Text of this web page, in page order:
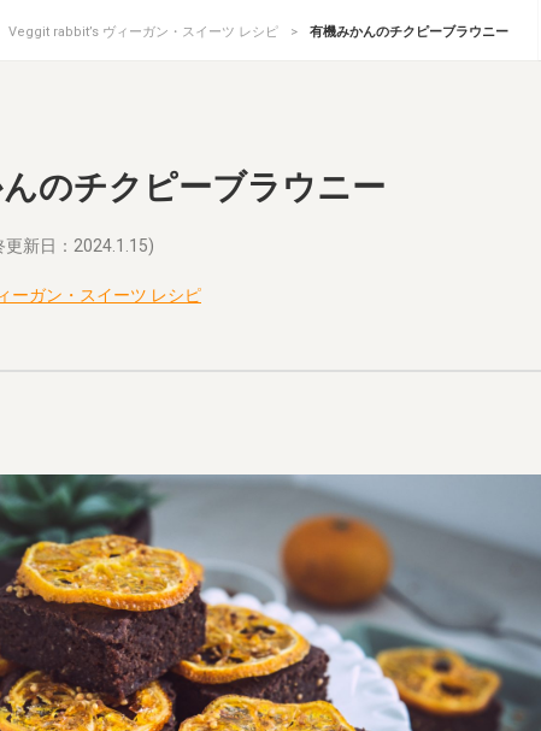
Veggit rabbit’s ヴィーガン・スイーツ レシピ 有機みかんのチクピーブラウニー
のチクピーブラウニー
更新日：2024.1.15)
ーガン・スイーツ レシピ